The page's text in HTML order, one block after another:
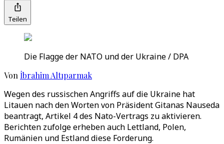
Teilen
Die Flagge der NATO und der Ukraine / DPA
Von İbrahim Altıparmak
Wegen des russischen Angriffs auf die Ukraine hat
Litauen nach den Worten von Präsident Gitanas Nauseda
beantragt, Artikel 4 des Nato-Vertrags zu aktivieren.
Berichten zufolge erheben auch Lettland, Polen,
Rumänien und Estland diese Forderung.